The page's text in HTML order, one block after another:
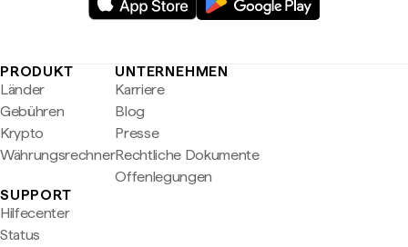
PRODUKT
Länder
Gebühren
Krypto
Währungsrechner
UNTERNEHMEN
Karriere
Blog
Presse
Rechtliche Dokumente
Offenlegungen
SUPPORT
Hilfecenter
Status